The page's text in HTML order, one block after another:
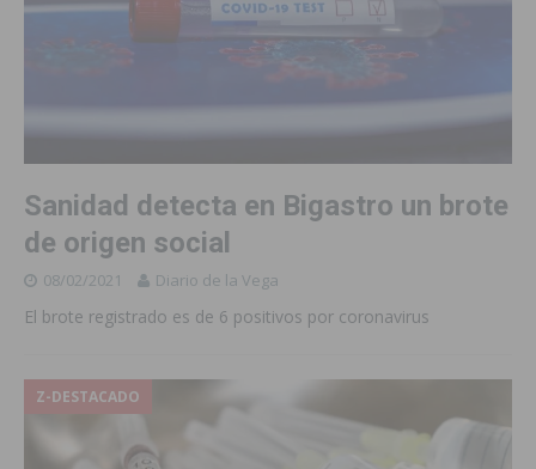
Sanidad detecta en Bigastro un brote
de origen social
08/02/2021 Diario de la Vega
El brote registrado es de 6 positivos por coronavirus
Z-DESTACADO